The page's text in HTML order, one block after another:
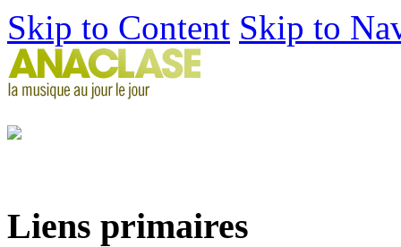
Skip to Content Skip to
Liens primaires